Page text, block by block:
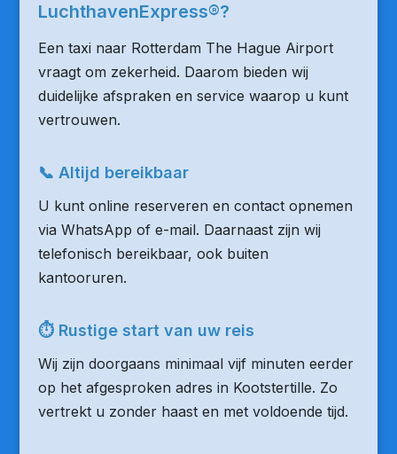
LuchthavenExpress®?
Een taxi naar Rotterdam The Hague Airport
vraagt om zekerheid. Daarom bieden wij
duidelijke afspraken en service waarop u kunt
vertrouwen.
📞 Altijd bereikbaar
U kunt online reserveren en contact opnemen
via WhatsApp of e-mail. Daarnaast zijn wij
telefonisch bereikbaar, ook buiten
kantooruren.
⏱ Rustige start van uw reis
Wij zijn doorgaans minimaal vijf minuten eerder
op het afgesproken adres in Kootstertille. Zo
vertrekt u zonder haast en met voldoende tijd.